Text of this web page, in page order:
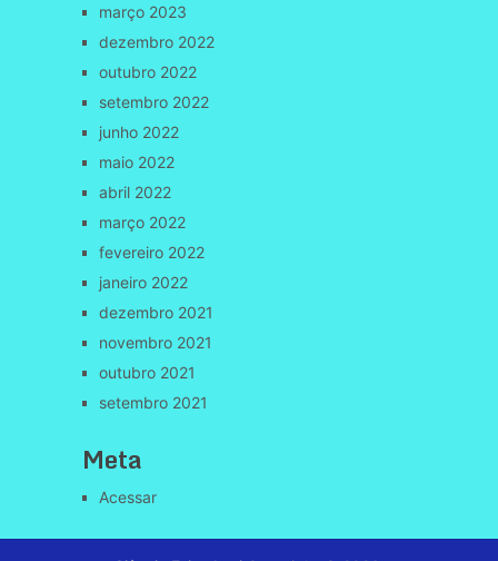
março 2023
dezembro 2022
outubro 2022
setembro 2022
junho 2022
maio 2022
abril 2022
março 2022
fevereiro 2022
janeiro 2022
dezembro 2021
novembro 2021
outubro 2021
setembro 2021
Meta
Acessar